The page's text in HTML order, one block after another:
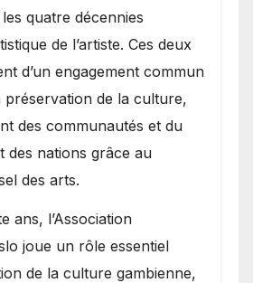
quatre décennies
de l’artiste. Ces deux
d’un engagement commun
de la culture,
des communautés et du
des nations grâce au
des arts.
ans, l’Association
joue un rôle essentiel
de la culture gambienne,